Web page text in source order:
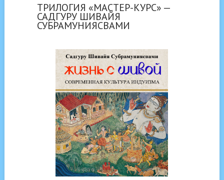
ТРИЛОГИЯ «МАСТЕР-КУРС» —
САДГУРУ ШИВАЙЯ
СУБРАМУНИЯСВАМИ